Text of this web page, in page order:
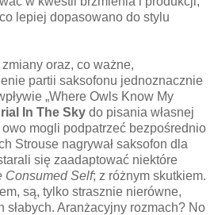
lepiej dopasowano do stylu
oraz, co ważne,
partii saksofonu jednoznacznie
„Where Owls Know My
In The Sky do pisania własnej
mogli podpatrzeć bezpośrednio
Strouse nagrywał saksofon dla
się zaadaptować niektóre
Consumed Self; z różnym skutkiem.
są, tylko strasznie nierówne,
słabych. Aranżacyjny rozmach? No